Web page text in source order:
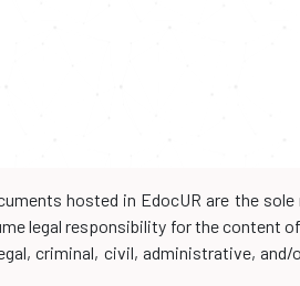
hosted in EdocUR are the
legal responsibility for the content
criminal, civil, administrative,